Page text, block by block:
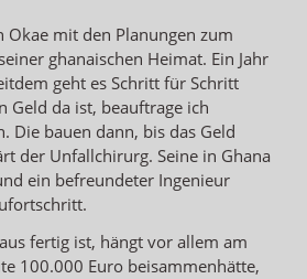
Okae mit den Planungen zum
ghanaischen Heimat. Ein Jahr
geht es Schritt für Schritt
Geld da ist, beauftrage ich
Die bauen dann, bis das Geld
der Unfallchirurg. Seine in Ghana
ein befreundeter Ingenieur
fertig ist, hängt vor allem am
100.000 Euro beisammenhätte,